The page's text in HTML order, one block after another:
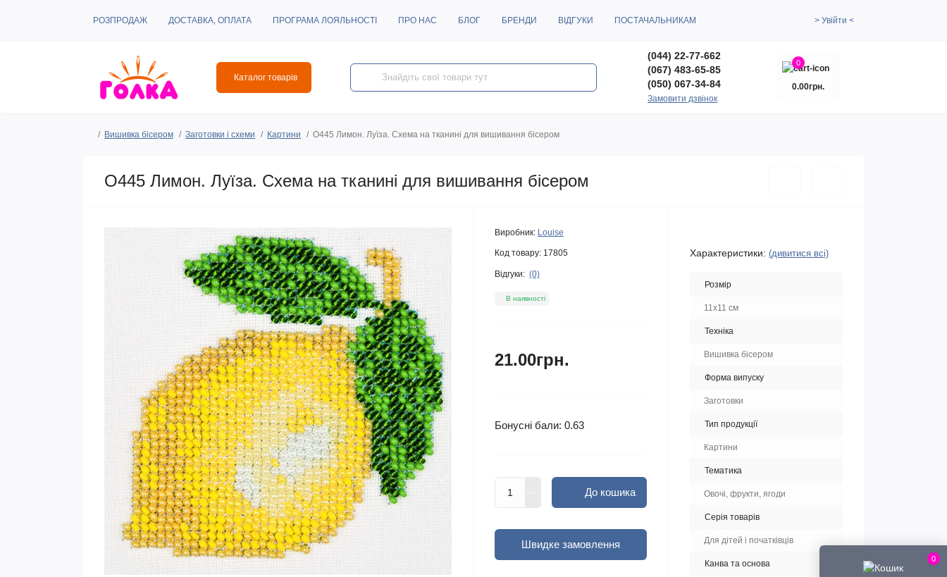
0
РОЗПРОДАЖ ДОСТАВКА, ОПЛАТА ПРОГРАМА ЛОЯЛЬНОСТІ ПРО НАС БЛОГ БРЕНДИ ВІДГУКИ ПОСТАЧАЛЬНИКАМ > Увійти <
Каталог товарів
(044) 22-77-662
(067) 483-65-85
(050) 067-34-84
Замовити дзвінок
0
0.00грн.
Вишивка бісером Заготовки і схеми Картини O445 Лимон. Луїза. Схема на тканині для вишивання бісером
O445 Лимон. Луїза. Схема на тканині для вишивання бісером
Виробник: Louise
Код товару: 17805
Відгуки: (0)
В наявності
21.00грн.
Бонусні бали: 0.63
До кошика
Швидке замовлення
Характеристики: (дивитися всі)
Розмір
11x11 см
Техніка
Вишивка бісером
Форма випуску
Заготовки
Тип продукції
Картини
Тематика
Овочі, фрукти, ягоди
Серія товарів
Для дітей і початківців
Канва та основа